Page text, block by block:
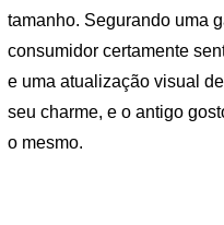
tamanho. Segurando uma
consumidor certamente
e uma atualização visual
seu charme, e o antigo
o mesmo.